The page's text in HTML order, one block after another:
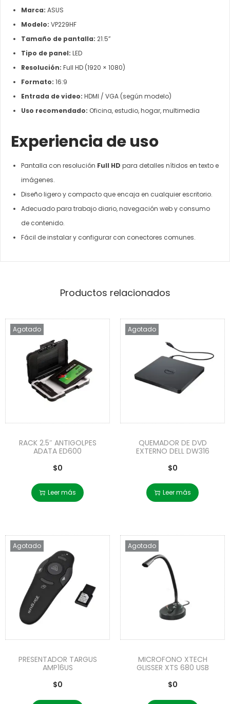
Marca: ASUS
Modelo: VP229HF
Tamaño de pantalla: 21.5”
Tipo de panel: LED
Resolución: Full HD (1920 × 1080)
Formato: 16:9
Entrada de video: HDMI / VGA (según modelo)
Uso recomendado: Oficina, estudio, hogar, multimedia
Experiencia de uso
Pantalla con resolución Full HD para detalles nítidos en texto e
imágenes.
Diseño ligero y compacto que encaja en cualquier escritorio.
Adecuado para trabajo diario, navegación web y consumo
de contenido.
Fácil de instalar y configurar con conectores comunes.
Productos relacionados
Agotado
RACK 2.5″ ANTIGOLPES
ADATA ED600
$0
Leer más
Agotado
QUEMADOR DE DVD
EXTERNO DELL DW316
$0
Leer más
Agotado
PRESENTADOR TARGUS
AMP16US
$0
Agotado
MICROFONO XTECH
GLISSER XTS 680 USB
$0